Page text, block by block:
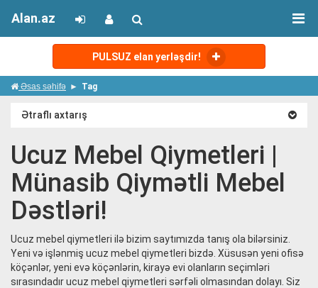
PULSUZ elan yerləşdir!
Alan.az
Əsas səhifə Tag
Ətraflı axtarış
Ucuz Mebel Qiymetleri |
Münasib Qiymətli Mebel
Dəstləri!
Ucuz mebel qiymetleri ilə bizim saytımızda tanış ola bilərsiniz.
Yeni və işlənmiş ucuz mebel qiymetleri bizdə. Xüsusən yeni ofisə
köçənlər, yeni evə köçənlərin, kirayə evi olanların seçimləri
sırasındadır ucuz mebel qiymetleri sərfəli olmasından dolayı. Siz